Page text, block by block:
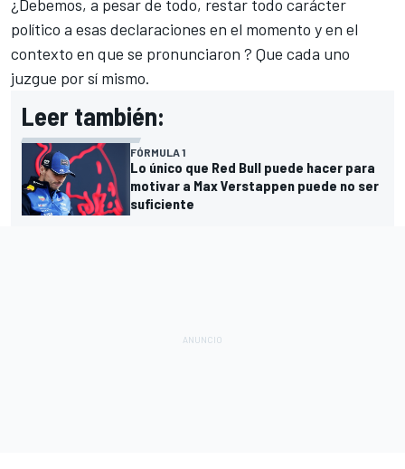
¿Debemos, a pesar de todo, restar todo carácter
político a esas declaraciones en el momento y en el
contexto en que se pronunciaron ? Que cada uno
juzgue por sí mismo.
Leer también:
FÓRMULA 1
Lo único que Red Bull puede hacer para
motivar a Max Verstappen puede no ser
suficiente